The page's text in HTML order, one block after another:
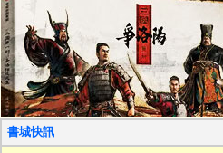
書城快訊